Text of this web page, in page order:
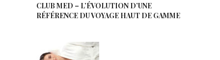
CLUB MED – L’ÉVOLUTION D’UNE
RÉFÉRENCE DU VOYAGE HAUT DE GAMME